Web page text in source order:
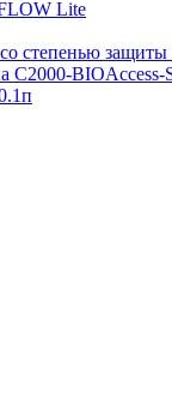
Lite
степенью защиты
С2000-BIOAccess-